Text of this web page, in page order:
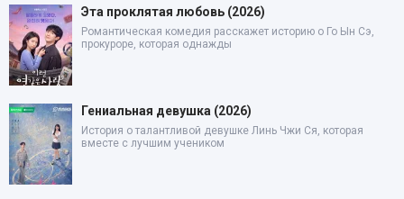
Эта проклятая любовь (2026)
Романтическая комедия расскажет историю о Го Ын Сэ,
прокуроре, которая однажды
Гениальная девушка (2026)
История о талантливой девушке Линь Чжи Ся, которая
вместе с лучшим учеником